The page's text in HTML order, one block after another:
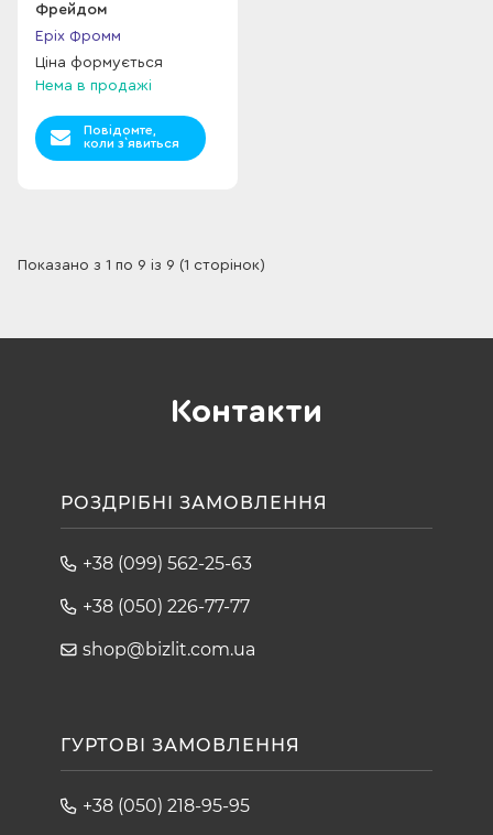
Фрейдом
Еріх Фромм
Ціна формується
Нема в продажі
Повідомте,
коли з`явиться
Показано з 1 по 9 із 9 (1 сторінок)
Контакти
РОЗДРІБНІ ЗАМОВЛЕННЯ
+38 (099) 562-25-63
+38 (050) 226-77-77
shop@bizlit.com.ua
ГУРТОВІ ЗАМОВЛЕННЯ
+38 (050) 218-95-95